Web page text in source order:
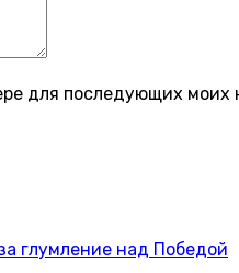
для последующих моих
глумление над Победой